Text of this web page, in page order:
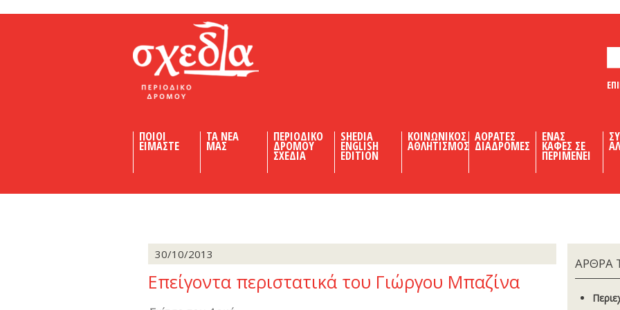
ΠΟΙΟΙ
ΕΙΜΑΣΤΕ
ΤΑ ΝΕΑ
ΜΑΣ
ΠΕΡΙΟΔΙΚΟ
ΔΡΟΜΟΥ
ΣΧΕΔΙΑ
SHEDIA
ENGLISH
EDITION
ΚΟΙΝΩΝΙΚΟΣ
ΑΘΛΗΤΙΣΜΟΣ
ΑΟΡΑΤΕΣ
ΔΙΑΔΡΟΜΕΣ
ΕΝΑΣ
ΚΑΦΕΣ ΣΕ
ΠΕΡΙΜΕΝΕΙ
30/10/2013
Επείγοντα περιστατικά του Γιώργου Μπαζίνα
ΑΡΘΡΑ